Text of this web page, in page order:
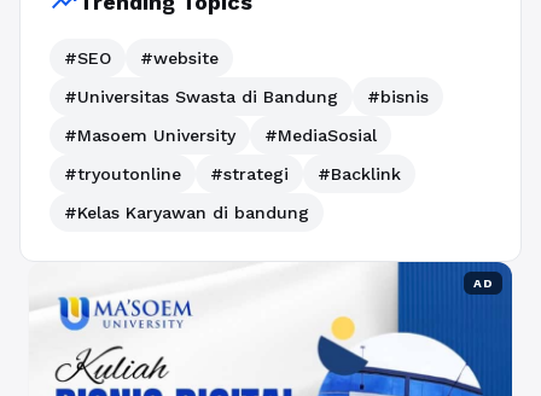
#SEO
#website
#Universitas Swasta di Bandung
#bisnis
#Masoem University
#MediaSosial
#tryoutonline
#strategi
#Backlink
#Kelas Karyawan di bandung
AD